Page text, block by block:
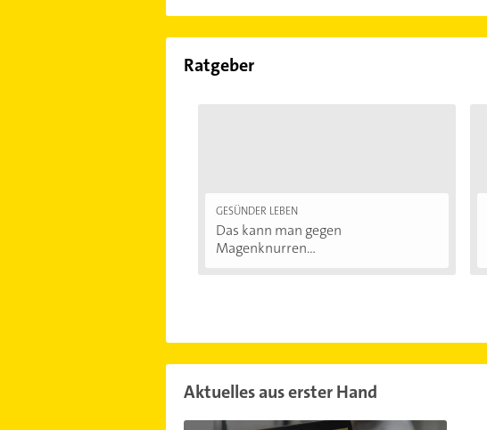
Ratgeber
GESÜNDER LEBEN
Das kann man gegen
Magenknurren...
Aktuelles aus erster Hand